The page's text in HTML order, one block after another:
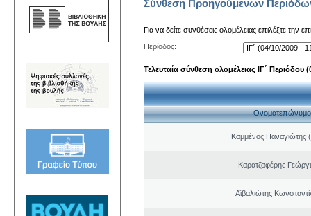
Σύνθεση Προηγούμενων
Για να δείτε συνθέσεις ολομέλειας επιλέξτε την
Περίοδος:
Τελευταία σύνθεση ολομέλειας ΙΓ΄ Περιόδου
Ονοματεπώνυμο
Καμμένος Παναγιώτης
Καρατζαφέρης
Αϊβαλιώτης